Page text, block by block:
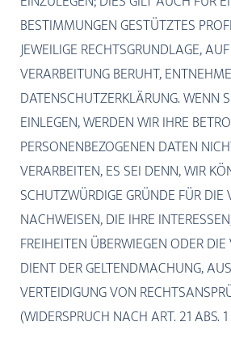
BESTIMMUNGEN GESTÜTZTES
JEWEILIGE RECHTSGRUNDLAGE,
VERARBEITUNG BERUHT,
DATENSCHUTZERKLÄRUNG. WENN
EINLEGEN, WERDEN WIR IHRE
PERSONENBEZOGENEN DATEN
VERARBEITEN, ES SEI DENN, WIR
SCHUTZWÜRDIGE GRÜNDE FÜR DIE
NACHWEISEN, DIE IHRE
FREIHEITEN ÜBERWIEGEN ODER
DIENT DER GELTENDMACHUNG,
VERTEIDIGUNG VON
(WIDERSPRUCH NACH ART. 21 ABS.